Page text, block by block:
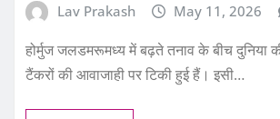
Lav Prakash May 11, 2026
होर्मुज जलडमरूमध्य में बढ़ते तनाव के बीच दुनिया
टैंकरों की आवाजाही पर टिकी हुई हैं। इसी…